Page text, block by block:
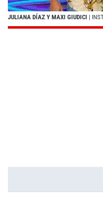
JULIANA DÍAZ Y MAXI GIUDICI |